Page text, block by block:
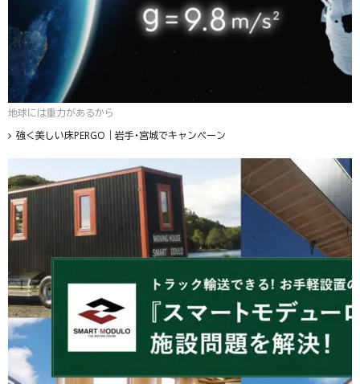
地球には重力があるから
強く美しい床PERGO｜岩手・宮城でキャンペーン